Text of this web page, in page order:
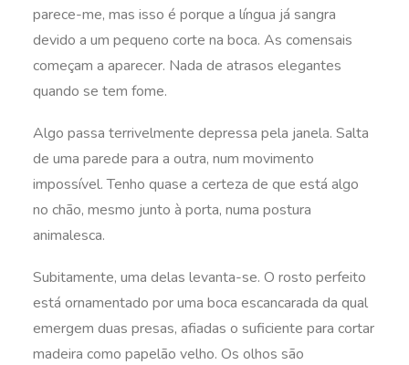
parece-me, mas isso é porque a língua já sangra
devido a um pequeno corte na boca. As comensais
começam a aparecer. Nada de atrasos elegantes
quando se tem fome.
Algo passa terrivelmente depressa pela janela. Salta
de uma parede para a outra, num movimento
impossível. Tenho quase a certeza de que está algo
no chão, mesmo junto à porta, numa postura
animalesca.
Subitamente, uma delas levanta-se. O rosto perfeito
está ornamentado por uma boca escancarada da qual
emergem duas presas, afiadas o suficiente para cortar
madeira como papelão velho. Os olhos são